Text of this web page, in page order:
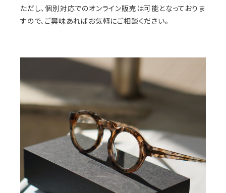
ただし、個別対応でのオンライン販売は可能となっておりま
すので、ご興味あればお気軽にご相談ください。